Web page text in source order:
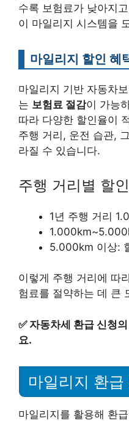
수록 보험료가 낮아지
이 마일리지 시스템을
마일리지 할인 혜
마일리지 기반 자동차
는 보험료 절감이 가능
따라 다양한 할인율이
주행 거리, 운전 습관,
라질 수 있습니다.
주행 거리별 할
1년 주행 거리
5.000km 이상:
이렇게 주행 거리에 따
험료를 절약하는 데 큰
✅ 자동차세 환급 신청
요.
마일리지 환급
마일리지를 활용해 환